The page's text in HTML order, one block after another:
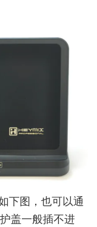
下图，也可以通
盖一般插不进